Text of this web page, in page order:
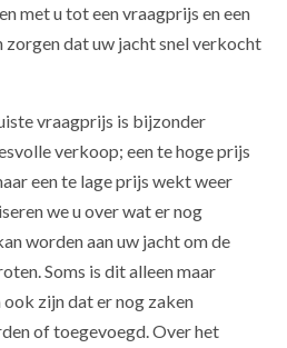
met u tot een vraagprijs en een
dat uw jacht snel verkocht
vraagprijs is bijzonder
verkoop; een te hoge prijs
een te lage prijs wekt weer
we u over wat er nog
worden aan uw jacht om de
Soms is dit alleen maar
zijn dat er nog zaken
of toegevoegd. Over het